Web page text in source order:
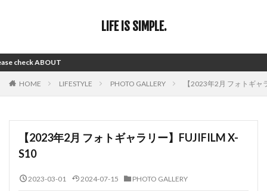
LIFE IS SIMPLE.
HOME LIFESTYLE PHOTO GALLERY 【2023年2月 フォトギャ
【2023年2月 フォトギャラリー】FUJIFILM X-
S10
2023-03-01 2024-07-15 PHOTO GALLERY